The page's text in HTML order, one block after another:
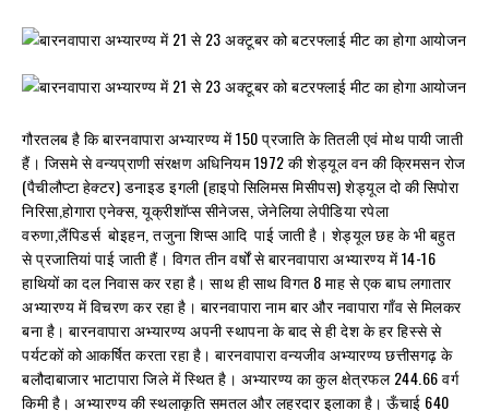
गौरतलब है कि बारनवापारा अभ्यारण्य में 150 प्रजाति के तितली एवं मोथ पायी जाती
हैं। जिसमे से वन्यप्राणी संरक्षण अधिनियम 1972 की शेड्यूल वन की क्रिमसन रोज
(पैचीलौप्टा हेक्टर) डनाइड इगली (हाइपो सिलिमस मिसीपस) शेड्यूल दो की सिपोरा
निरिसा,होगारा एनेक्स, यूक्रीशॉप्स सीनेजस, जेनेलिया लेपीडिया रपेला
वरुणा,लैंपिडर्स बोइहन, तजुना शिप्स आदि पाई जाती है। शेड्यूल छह के भी बहुत
से प्रजातियां पाई जाती हैं। विगत तीन वर्षों से बारनवापारा अभ्यारण्य में 14-16
हाथियों का दल निवास कर रहा है। साथ ही साथ विगत 8 माह से एक बाघ लगातार
अभ्यारण्य में विचरण कर रहा है। बारनवापारा नाम बार और नवापारा गाँव से मिलकर
बना है। बारनवापारा अभ्यारण्य अपनी स्थापना के बाद से ही देश के हर हिस्से से
पर्यटकों को आकर्षित करता रहा है। बारनवापारा वन्यजीव अभ्यारण्य छत्तीसगढ़ के
बलौदाबाजार भाटापारा जिले में स्थित है। अभ्यारण्य का कुल क्षेत्रफल 244.66 वर्ग
किमी है। अभ्यारण्य की स्थलाकृति समतल और लहरदार इलाका है। ऊँचाई 640